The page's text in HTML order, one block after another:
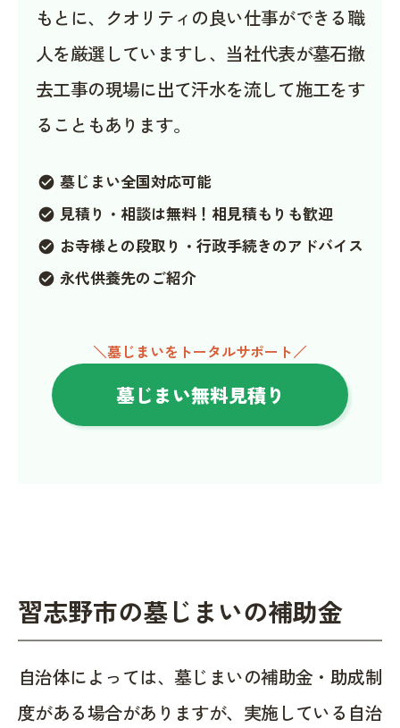
もとに、クオリティの良い仕事ができる職
人を厳選していますし、当社代表が墓石撤
去工事の現場に出て汗水を流して施工をす
ることもあります。
check_circle 墓じまい全国対応可能
check_circle 見積り・相談は無料！相見積もりも歓迎
check_circle お寺様との段取り・行政手続きのアドバイス
check_circle 永代供養先のご紹介
＼墓じまいをトータルサポート／
墓じまい無料見積り
習志野市の墓じまいの補助金
自治体によっては、墓じまいの補助金・助成制
度がある場合がありますが、実施している自治